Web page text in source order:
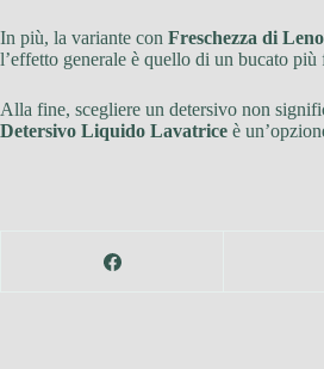
In più, la variante con Freschezza di
l’effetto generale è quello di un bucato più
Alla fine, scegliere un detersivo non
Detersivo Liquido Lavatrice è